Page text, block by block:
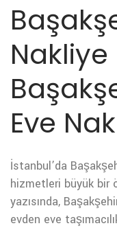
Nakliye
Eve
İstanbul’da
hizmetleri büyük bir
yazısında,
evden eve